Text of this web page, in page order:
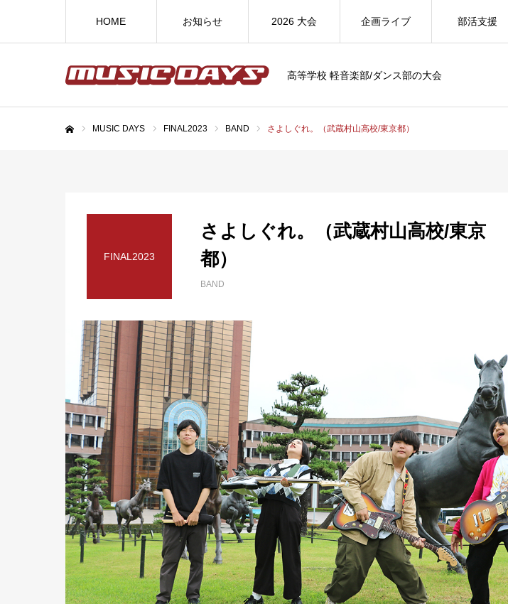
高等学校 軽音楽部/ダンス部の大会
HOME お知らせ 2026 大会 企画ライブ 部活支援
MUSIC DAYS FINAL2023 BAND さよしぐれ。（武蔵村山高校/東京都）
FINAL2023
さよしぐれ。（武蔵村山高校/東京
都）
BAND